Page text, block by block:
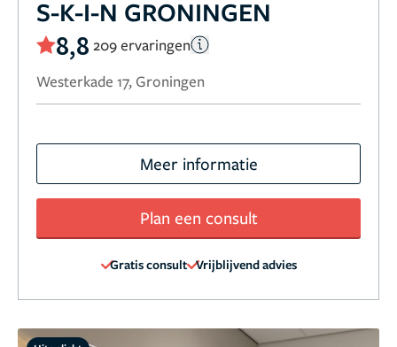
S-K-I-N GRONINGEN
8,8 209 ervaringen
Westerkade 17, Groningen
Meer informatie
Plan een consult
Gratis consult Vrijblijvend advies